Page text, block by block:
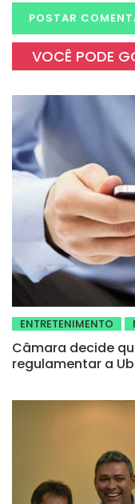
VOCÊ PODE
ENTRETENIMENTO
Câmara decide
regulamentar a